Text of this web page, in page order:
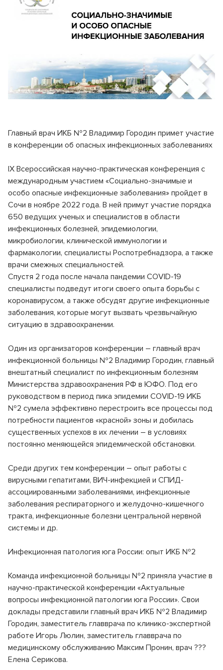
Главный врач ИКБ №2 Владимир Городин примет участие
в конференции об опасных инфекционных заболеваниях
IX Всероссийская научно-практическая конференция с
международным участием «Социально-значимые и
особо опасные инфекционные заболевания» пройдет в
Сочи в ноябре 2022 года. В ней примут участие порядка
650 ведущих ученых и специалистов в области
инфекционных болезней, эпидемиологии,
микробиологии, клинической иммунологии и
фармакологии, специалисты Роспотребнадзора, а также
врачи смежных специальностей.
Спустя 2 года после начала пандемии COVID-19
специалисты подведут итоги своего опыта борьбы с
коронавирусом, а также обсудят другие инфекционные
заболевания, которые могут вызвать чрезвычайную
ситуацию в здравоохранении.
Один из организаторов конференции – главный врач
инфекционной больницы №2 Владимир Городин, главный
внештатный специалист по инфекционным болезням
Министерства здравоохранения РФ в ЮФО. Под его
руководством в период пика эпидемии COVID-19 ИКБ
№2 сумела эффективно перестроить все процессы под
потребности пациентов «красной» зоны и добилась
существенных успехов в их лечении – в условиях
постоянно меняющейся эпидемической обстановки.
Среди других тем конференции – опыт работы с
вирусными гепатитами, ВИЧ-инфекцией и СПИД-
ассоциированными заболеваниями, инфекционные
заболевания респираторного и желудочно-кишечного
тракта, инфекционные болезни центральной нервной
системы и др.
Инфекционная патология юга России: опыт ИКБ №2
Команда инфекционной больницы №2 приняла участие в
научно-практической конференции «Актуальные
вопросы инфекционной патологии юга России». Свои
доклады представили главный врач ИКБ №2 Владимир
Городин, заместитель главврача по клинико-экспертной
работе Игорь Люлин, заместитель главврача по
медицинскому обслуживанию Максим Пронин, врач ???
Елена Серикова.
Реквизиты
Лицензии и документы
События
Партнерам
Инфекционное отделение №5
Стационарное лечение инфекционных болезней
Инфекционное отделение №6
Стационарное лечение инфекционных болезней
Инфекционное отделение №7
Стационарное лечение инфекционных болезней
Отделение реанимации и интенсивной терапии (ОРИТ)
Специалисты анестезиологи и реаниматологи
Патологоанатомическое отделение
Специалист патологоанатом
Бактериологическая лаборатория
Микробиологические исследования
Клинико-диагностическая лаборатория (КДЛ)
Инфекционное отделение №8
Стационарное лечение инфекционных болезней
Оценка качества услуг
Вопросы и ответы
Правила внутреннего распорядка
График приема по личным вопросам
Лекарственное обеспечение
Информация Минздрава
Правила подготовки к диагностическим исследованиям
Обратная связь
Перечень ЖНВЛ
Страховые медицинские организации
СВО
Как сообщить об отсутствии медицинского документа